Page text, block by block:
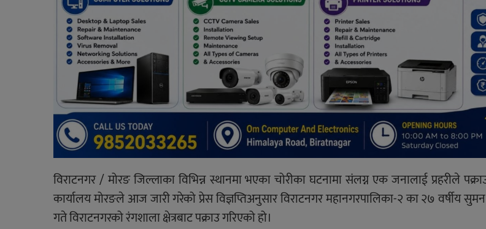
विराटनगर / मोरङ जिल्लाका विभिन्न स्थानमा भएका चोरीका घटनामा संलग्न एक जनालाई प्रहरीले
कार्यालय मोरङले आज जारी गरेको प्रेस विज्ञप्तिअनुसार विराटनगर महानगरपालिका-२ का २७ वर्षीय
गते विराटनगरको रंगशाला क्षेत्रबाट पक्राउ गरिएको हो।